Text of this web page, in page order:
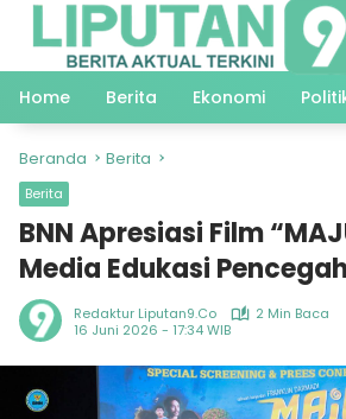
Langsung
Home
Berita Ekonomi
Beranda Berita
Berita
BNN Apresiasi Film
Media Edukasi
Redaktur Liputan9.co
2 Min Baca
16 Juni 2026 - 17:34 WIB